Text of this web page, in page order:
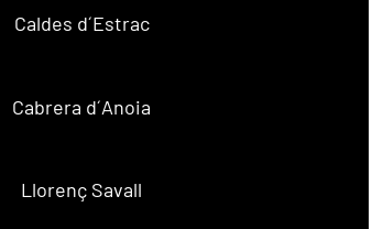
Caldes d´Estrac
Cabrera d´Anoia
Llorenç Savall